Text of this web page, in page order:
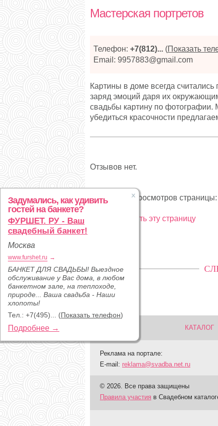
Мастерская портретов
Телефон: +7(812)... (Показать
Email: 9957883@gmail.com
Картины в доме всегда
заряд эмоций даря их
свадьбы картину по
убедиться красочности
Отзывов нет.
Статистика просмотров
Рекламировать эту страницу
Задумались, как удивить
гостей на банкете?
ФУРШЕТ. РУ - Ваш
свадебный банкет!
Москва
www.furshet.ru →
БАНКЕТ ДЛЯ СВАДЬБЫ! Выездное
обслуживание у Вас дома, в любом
банкетном зале, на теплоходе,
природе... Ваша свадьба - Наши
хлопоты!
Тел.: +7(495)... (Показать телефон)
Подробнее → КАТАЛОГ
Реклама на портале:
E-mail: reklama@svadba.net.ru
© 2026. Все права защищены
Правила участия в Свадебном